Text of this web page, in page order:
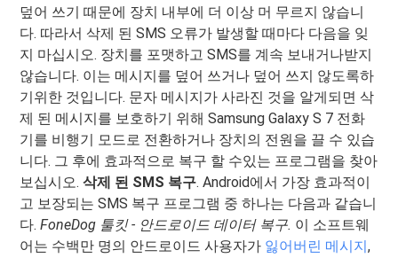
덮어 쓰기 때문에 장치 내부에 더 이상 머 무르지 않습니
다. 따라서 삭제 된 SMS 오류가 발생할 때마다 다음을 잊
지 마십시오. 장치를 포맷하고 SMS를 계속 보내거나받지
않습니다. 이는 메시지를 덮어 쓰거나 덮어 쓰지 않도록하
기위한 것입니다. 문자 메시지가 사라진 것을 알게되면 삭
제 된 메시지를 보호하기 위해 Samsung Galaxy S 7 전화
기를 비행기 모드로 전환하거나 장치의 전원을 끌 수 있습
니다. 그 후에 효과적으로 복구 할 수있는 프로그램을 찾아
보십시오.삭제 된 SMS 복구. Android에서 가장 효과적이
고 보장되는 SMS 복구 프로그램 중 하나는 다음과 같습니
다.FoneDog 툴킷 - 안드로이드 데이터 복구. 이 소프트웨
어는 수백만 명의 안드로이드 사용자가 잃어버린 메시지,